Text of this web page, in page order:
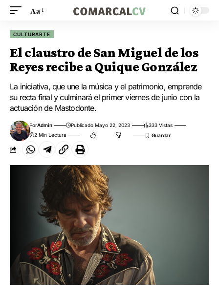
Aa
CULTURARTE
El claustro de San Miguel de los
Reyes recibe a Quique González
La iniciativa, que une la música y el patrimonio, emprende
su recta final y culminará el primer viernes de junio con la
actuación de Mastodonte.
PorAdmin Publicado Mayo 22, 2023
333 Vistas
2 Min Lectura